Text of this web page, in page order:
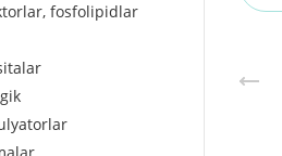
fosfolipidlar